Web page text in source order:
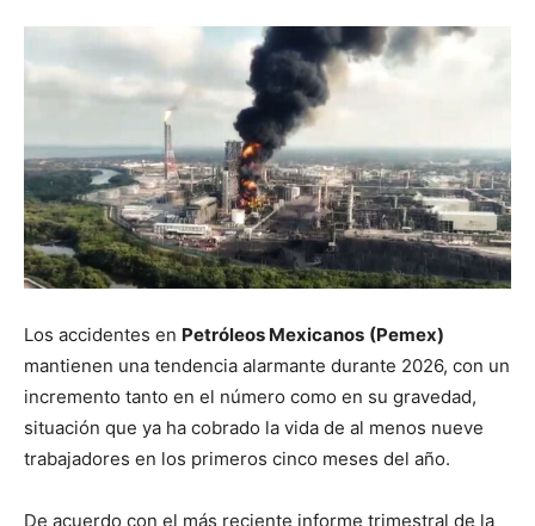
Los accidentes en Petróleos Mexicanos (Pemex)
mantienen una tendencia alarmante durante 2026, con un
incremento tanto en el número como en su gravedad,
situación que ya ha cobrado la vida de al menos nueve
trabajadores en los primeros cinco meses del año.
De acuerdo con el más reciente informe trimestral de la